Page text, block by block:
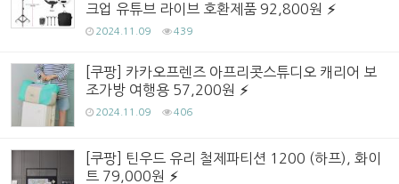
크업 유튜브 라이브 호환제품 92,800원
2024.11.09 439
[쿠팡] 카카오프렌즈 아프리콧스튜디오 캐리어 보
조가방 여행용 57,200원
2024.11.09 406
[쿠팡] 틴우드 유리 철제파티션 1200 (하프), 화이
트 79,000원